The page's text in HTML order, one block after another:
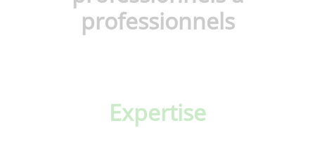
professionnels
Expertise